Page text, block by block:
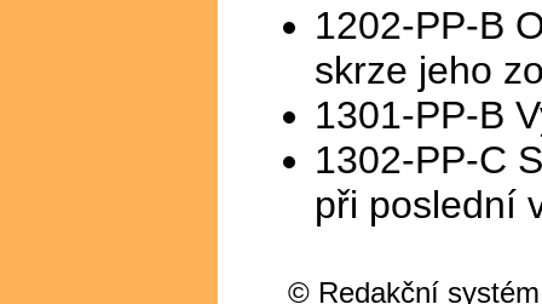
1202-PP-B
skrze jeho
1301-PP-B
1302-PP-C
při poslední
© Redakční